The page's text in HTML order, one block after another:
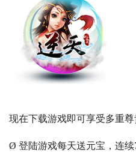
现在下载游戏即可享受多重尊
Ø 登陆游戏每天送元宝，连续